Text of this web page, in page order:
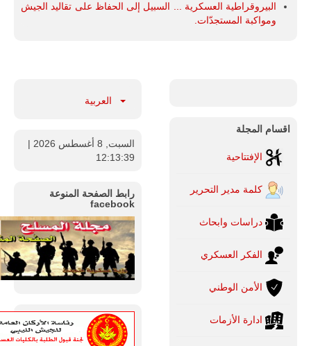
البيروقراطية العسكرية ... السبيل إلى الحفاظ على تقاليد الجيش
ومواكبة المستجدّات.
اقسام المجلة
الإفتتاحية
كلمة مدير التحرير
دراسات وابحاث
الفكر العسكري
الأمن الوطني
ادارة الأزمات
العربية
السبت, 8 أغسطس 2026
|
12:13:40
رابط الصفحة المنوعة
facebook